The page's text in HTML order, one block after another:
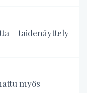
– taidenäyttely
myös